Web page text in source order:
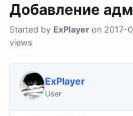
Добавление
Started by ExPlayer on 2017-
views
ExPlayer
User